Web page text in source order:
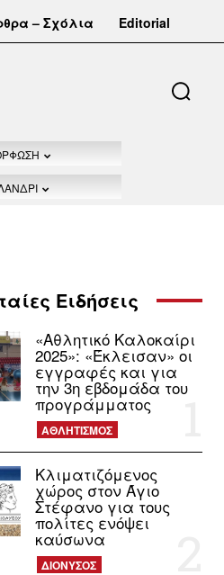
– Σχόλια Editorial
Ειδήσεις
«Αθλητικό Καλοκαίρι
2025»: «Έκλεισαν» οι
εγγραφές και για
την 3η εβδομάδα του
προγράμματος
ΑΘΛΗΤΙΣΜΟΣ
Κλιματιζόμενος
χώρος στον Άγιο
Στέφανο για τους
πολίτες ενόψει
καύσωνα
ΔΙΟΝΥΣΟΣ